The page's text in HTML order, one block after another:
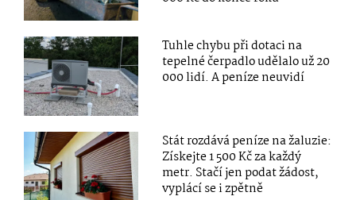
Tuhle chybu při dotaci na
tepelné čerpadlo udělalo už 20
000 lidí. A peníze neuvidí
Stát rozdává peníze na žaluzie:
Získejte 1 500 Kč za každý
metr. Stačí jen podat žádost,
vyplácí se i zpětně